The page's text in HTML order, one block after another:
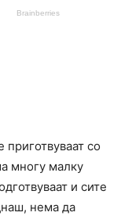
со
многу малку
и сите
нема да